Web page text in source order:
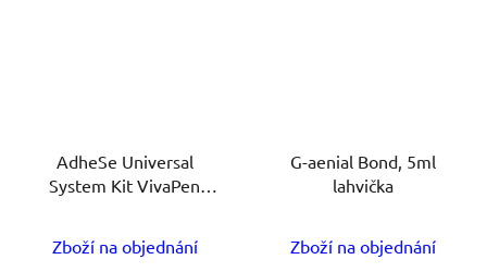
AdheSe Universal
System Kit VivaPen
Zboží na objednání
G-aenial Bond, 5ml
lahvička
Zboží na objednání